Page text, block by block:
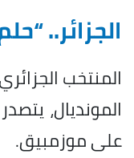
الجزائر..
المنتخب
على موزمبيق.